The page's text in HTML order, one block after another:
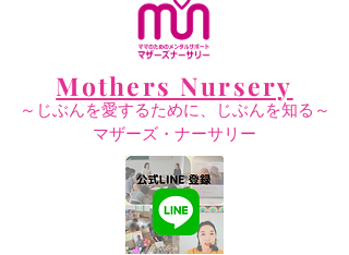
Mothers Nursery
～じぶんを愛するために、じぶんを知る～
​マザーズ・ナーサリー